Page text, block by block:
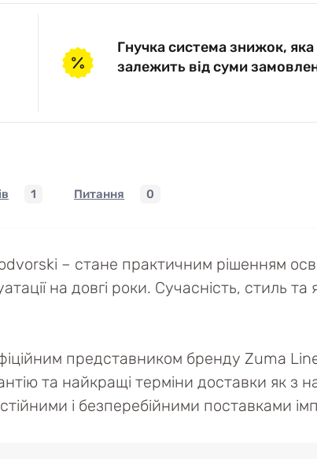
Гнучка система знижок, яка
залежить від суми
1 Питання 0
– стане практичним рішенням
на довгі роки. Сучасність, стиль та
представником бренду Zuma
та найкращі терміни доставки як з
і безперебійними поставками